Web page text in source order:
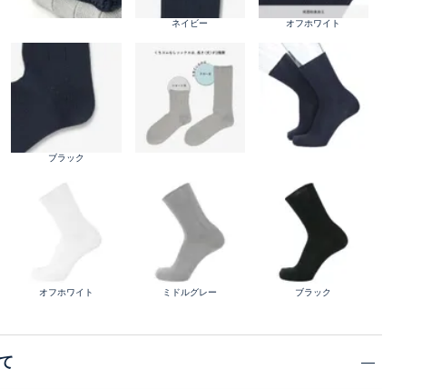
ネイビー オフホワイト
ブラック
オフホワイト ミドルグレー ブラック